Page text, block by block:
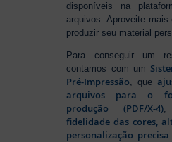
disponíveis na
arquivos. Aproveite
produzir seu material
Para conseguir um
contamos com um
Pré-Impressão, que
arquivos para o
produção (PDF/X-4),
fidelidade das cores,
personalização precisa